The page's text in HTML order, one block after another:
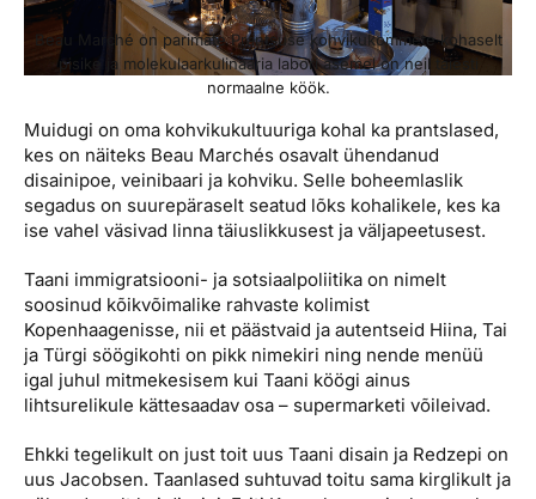
Beau Marché on parimate Prantsuse kohvikukommete kohaselt
pisike ja molekulaarkulinaaria labori asemel on neil täiesti
normaalne köök.
Muidugi on oma kohvikukultuuriga kohal ka prantslased,
kes on näiteks Beau Marchés osavalt ühendanud
disainipoe, veinibaari ja kohviku. Selle boheemlaslik
segadus on suurepäraselt seatud lõks kohalikele, kes ka
ise vahel väsivad linna täiuslikkusest ja väljapeetusest.
Taani immigratsiooni- ja sotsiaalpoliitika on nimelt
soosinud kõikvõimalike rahvaste kolimist
Kopenhaagenisse, nii et päästvaid ja autentseid Hiina, Tai
ja Türgi söögikohti on pikk nimekiri ning nende menüü
igal juhul mitmekesisem kui Taani köögi ainus
lihtsurelikule kättesaadav osa – supermarketi võileivad.
Ehkki tegelikult on just toit uus Taani disain ja Redzepi on
uus Jacobsen. Taanlased suhtuvad toitu sama kirglikult ja